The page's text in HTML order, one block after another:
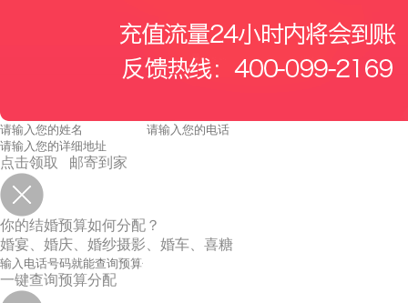
点击领取 邮寄到家
你的结婚预算如何分配？
婚宴、婚庆、婚纱摄影、婚车、喜糖
一键查询预算分配